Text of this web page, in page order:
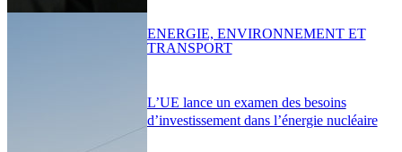
L’UE lance un examen des besoins
d’investissement dans l’énergie nucléaire
ENERGIE, ENVIRONNEMENT ET
TRANSPORT